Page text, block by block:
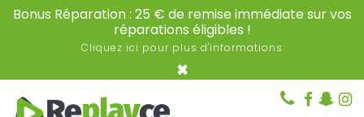
Bonus Réparation : 25 € de remise immédiate sur vos
réparations éligibles !
Cliquez ici pour plus d'informations
×